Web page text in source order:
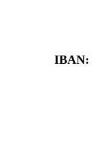
IBAN: